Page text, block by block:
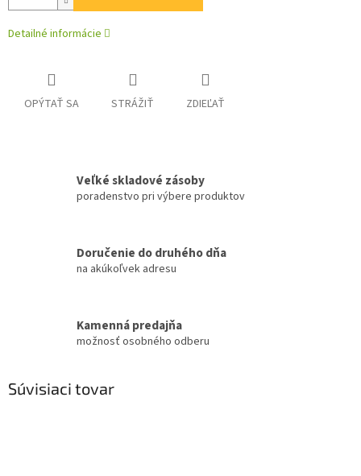
Detailné informácie
OPÝTAŤ SA STRÁŽIŤ ZDIEĽAŤ
Veľké skladové zásoby
poradenstvo pri výbere produktov
Doručenie do druhého dňa
na akúkoľvek adresu
Kamenná predajňa
možnosť osobného odberu
Súvisiaci tovar